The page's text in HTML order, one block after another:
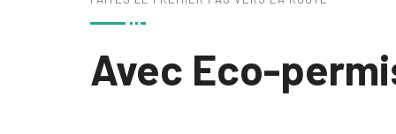
Avec Eco-